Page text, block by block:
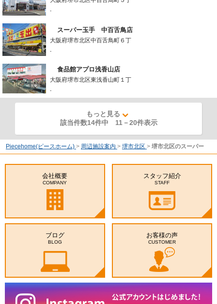
-
スーパー玉手 中百舌鳥店
大阪府堺市北区中百舌鳥町６丁
-
食品館アプロ浅香山店
大阪府堺市北区東浅香山町１丁
-
もっと見る
該当件数14件中 11 －20件表示
Piecehome(ピースホーム) > 周辺施設案内 > 堺市北区 > 堺市北区のスーパー
会社概要
COMPANY
スタッフ紹介
STAFF
ブログ
BLOG
お客様の声
CUSTOMER